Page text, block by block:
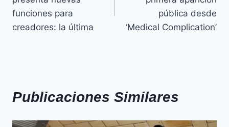
funciones para
creadores: la última
pública desde
‘Medical Complication’
Publicaciones Similares